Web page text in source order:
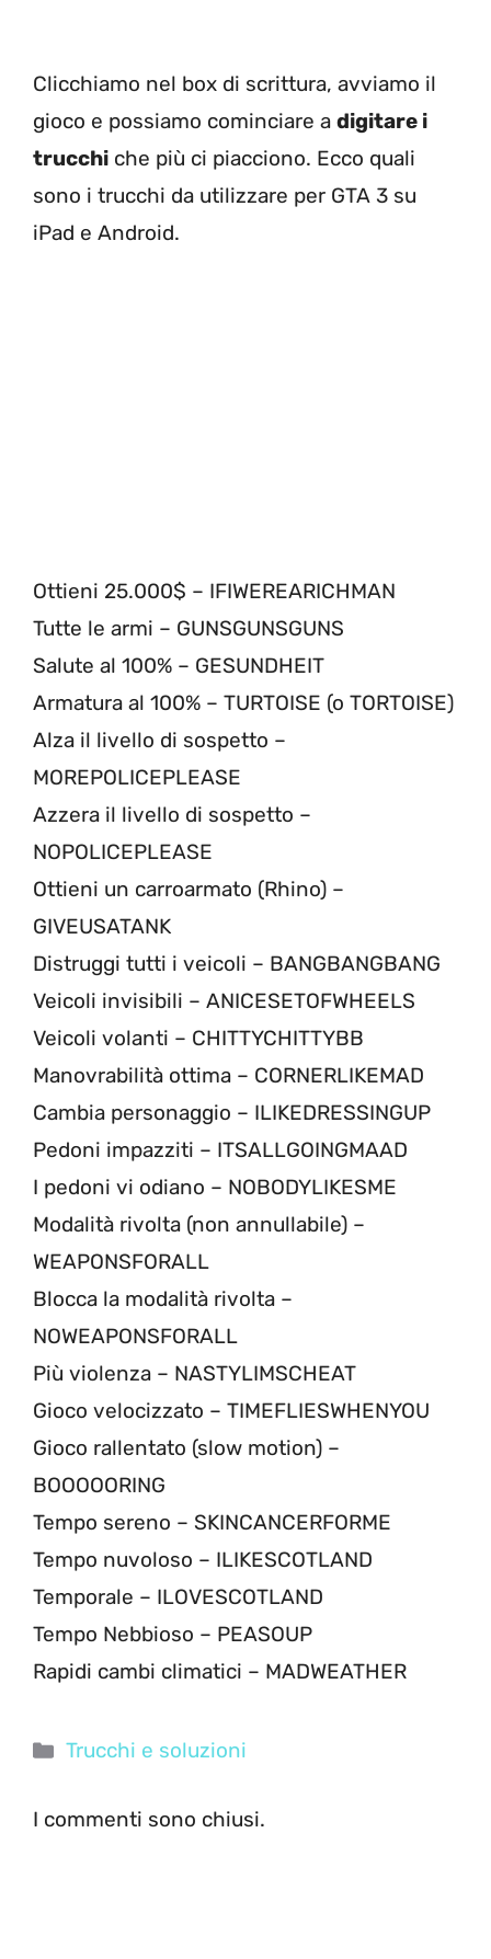
Clicchiamo nel box di scrittura, avviamo il
gioco e possiamo cominciare a digitare i
trucchi che più ci piacciono. Ecco quali
sono i trucchi da utilizzare per GTA 3 su
iPad e Android.
Ottieni 25.000$ – IFIWEREARICHMAN
Tutte le armi – GUNSGUNSGUNS
Salute al 100% – GESUNDHEIT
Armatura al 100% – TURTOISE (o TORTOISE)
Alza il livello di sospetto –
MOREPOLICEPLEASE
Azzera il livello di sospetto –
NOPOLICEPLEASE
Ottieni un carroarmato (Rhino) –
GIVEUSATANK
Distruggi tutti i veicoli – BANGBANGBANG
Veicoli invisibili – ANICESETOFWHEELS
Veicoli volanti – CHITTYCHITTYBB
Manovrabilità ottima – CORNERLIKEMAD
Cambia personaggio – ILIKEDRESSINGUP
Pedoni impazziti – ITSALLGOINGMAAD
I pedoni vi odiano – NOBODYLIKESME
Modalità rivolta (non annullabile) –
WEAPONSFORALL
Blocca la modalità rivolta –
NOWEAPONSFORALL
Più violenza – NASTYLIMSCHEAT
Gioco velocizzato – TIMEFLIESWHENYOU
Gioco rallentato (slow motion) –
BOOOOORING
Tempo sereno – SKINCANCERFORME
Tempo nuvoloso – ILIKESCOTLAND
Temporale – ILOVESCOTLAND
Tempo Nebbioso – PEASOUP
Rapidi cambi climatici – MADWEATHER
Categorie
Trucchi e soluzioni
I commenti sono chiusi.